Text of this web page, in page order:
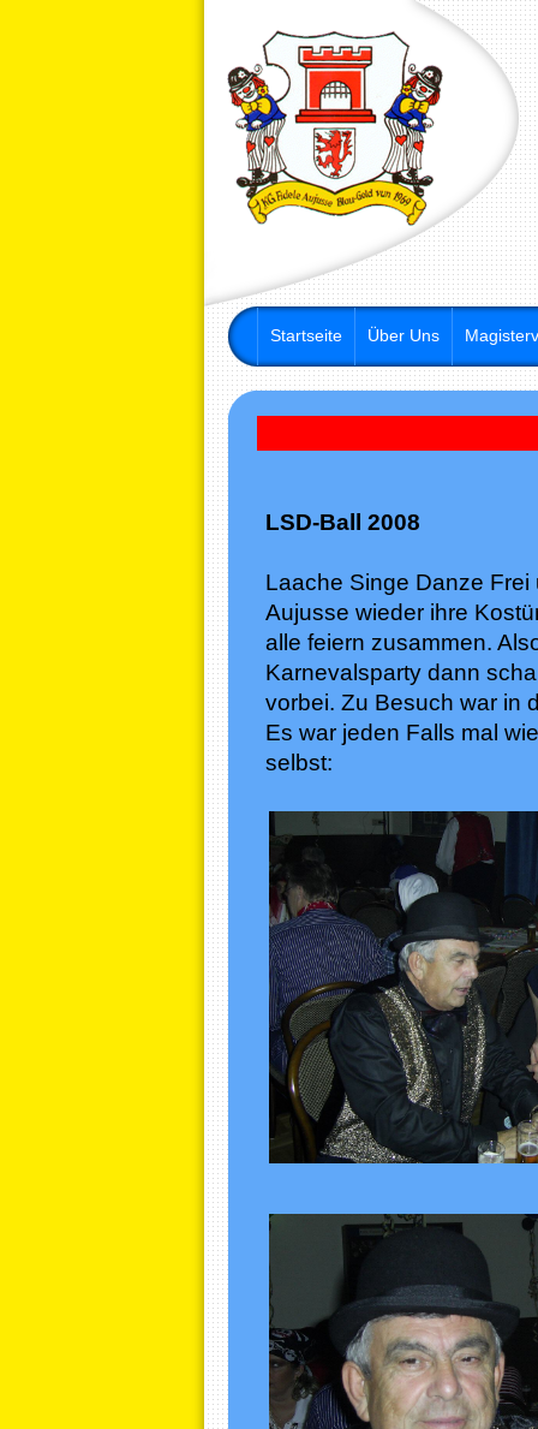
Startseite Über Uns
LSD-Ball 2008
Laache Singe Danze
Aujusse wieder ihre
alle feiern zusammen.
Karnevalsparty dann
vorbei. Zu Besuch war in
Es war jeden Falls mal
selbst: